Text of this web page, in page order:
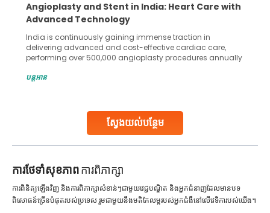
ស្វែងយល់បន្ថែម
Angioplasty and Stent in India: Heart Care with
Advanced Technology
India is continuously gaining immense traction in
delivering advanced and cost-effective cardiac care,
performing over 500,000 angioplasty procedures annually
globe are searching for treatments like angioplasty and
Studies, such as one published
បន្តអាន
ការ​ថែទាំ​សុខភាពការពិភាក្សា
ការពិនិត្យឡើងវិញ និងការពិភាក្សាសំខាន់ៗជាមួយវេជ្ជបណ្ឌិត និងអ្នកជំនាញដែលមានបទ
ពិសោធន៍ច្រើនបំផុតរបស់ប្រទេស រួមជាមួយនឹងមតិកែលម្អរបស់អ្នកជំងឺនៅលើវេទិការបស់យើង។